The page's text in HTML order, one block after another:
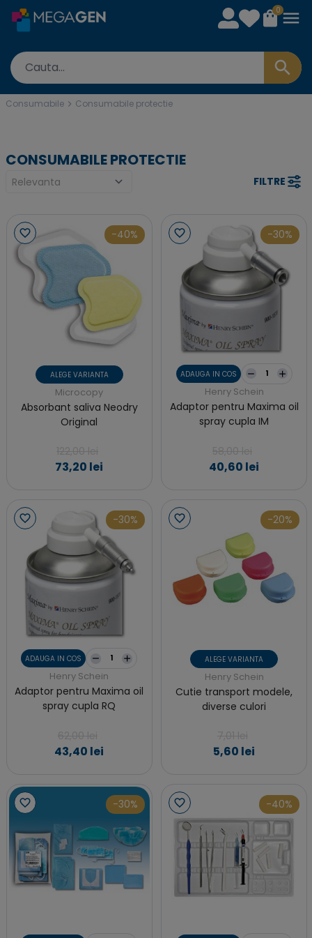
0
Consumabile Consumabile protectie
CONSUMABILE PROTECTIE
FILTRE
-40%
ALEGE VARIANTA
Microcopy
Absorbant saliva Neodry
Original
73,20 lei
-30%
ADAUGA IN COS
Henry Schein
Adaptor pentru Maxima oil
spray cupla IM
40,60 lei
-30%
ADAUGA IN COS
Henry Schein
Adaptor pentru Maxima oil
spray cupla RQ
43,40 lei
-20%
ALEGE VARIANTA
Henry Schein
Cutie transport modele,
diverse culori
5,60 lei
-30% -40%